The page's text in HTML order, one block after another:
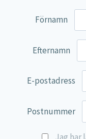
Inositol
Ingredienser:
mikrokristallinsk
mononitrat), Kolin
Förnamn
Efternamn
E-postadress
Postnummer